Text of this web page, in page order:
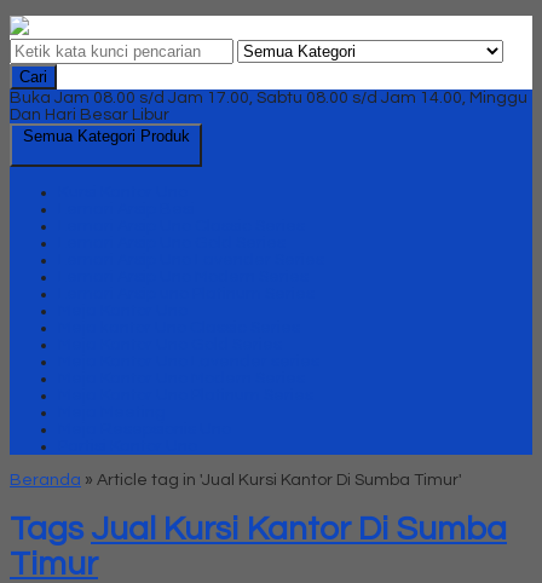
Cari
Buka Jam 08.00 s/d Jam 17.00, Sabtu 08.00 s/d Jam 14.00, Minggu
Dan Hari Besar Libur
Semua Kategori Produk
Beranda » Article tag in 'Jual Kursi Kantor Di Sumba Timur'
Tags Jual Kursi Kantor Di Sumba
Timur